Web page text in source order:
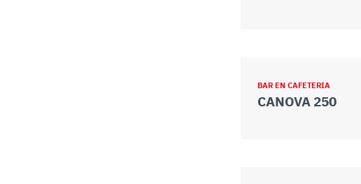
BAR EN CAFETERIA
CANOVA 250